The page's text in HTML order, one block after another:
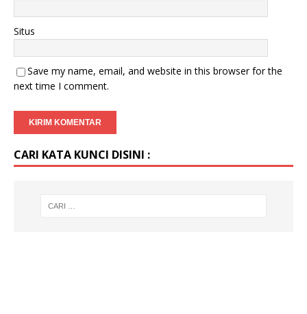
Situs
Save my name, email, and website in this browser for the
next time I comment.
CARI KATA KUNCI DISINI :